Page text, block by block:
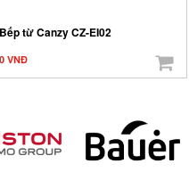
Bếp từ Canzy CZ-EI02
0 VNĐ